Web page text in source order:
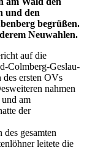
und den
begrüßen.
Neuwahlen.
auf die
Colmberg-Geslau-
des ersten OVs
nahmen
am
der
gesamten
leitete die